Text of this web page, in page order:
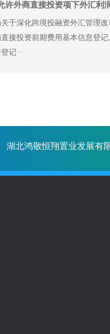
许外商直接投资项下外汇利
于深化跨境投融资外汇管理
直接投资前期费用基本信息登
记···
湖北鸿敬恒翔置业发展有